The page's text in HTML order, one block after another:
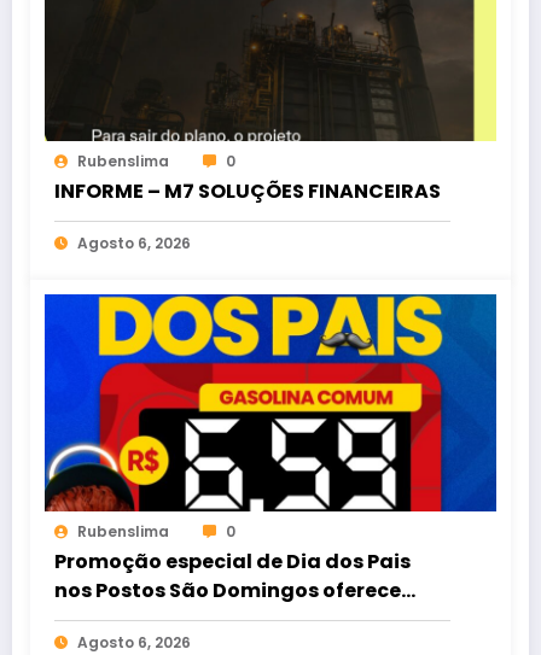
Rubenslima 0
INFORME – M7 SOLUÇÕES FINANCEIRAS
Agosto 6, 2026
Rubenslima 0
Promoção especial de Dia dos Pais
nos Postos São Domingos oferece
gasolina comum por R$ 6,59
Agosto 6, 2026